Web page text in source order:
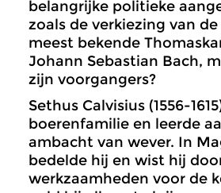
belangrijke politieke
zoals de verkiezing van
meest bekende
Johann Sebastian Bach,
zijn voorgangers?
Sethus Calvisius (1556-
boerenfamilie en leerde
ambacht van wever. In
bedelde hij en wist hij
werkzaamheden voor de